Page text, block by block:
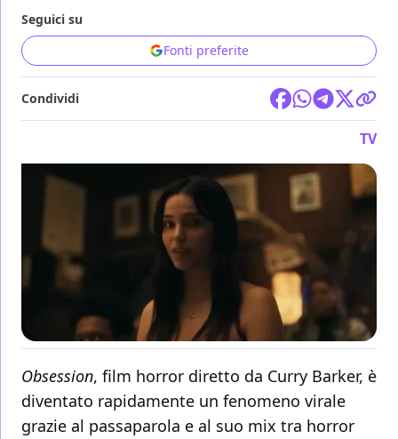
Seguici su
Fonti preferite
Condividi
TV
Obsession, film horror diretto da Curry Barker, è
diventato rapidamente un fenomeno virale
grazie al passaparola e al suo mix tra horror